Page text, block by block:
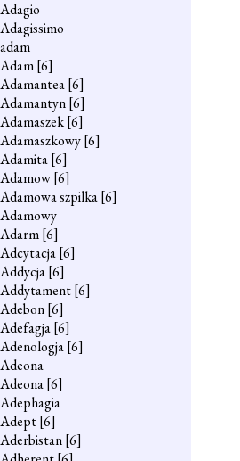
Adagio
Adagissimo
adam
Adam[6]
Adamantea[6]
Adamantyn[6]
Adamaszek[6]
Adamaszkowy[6]
Adamita[6]
Adamow[6]
Adamowa szpilka[6]
Adamowy
Adarm[6]
Adcytacja[6]
Addycja[6]
Addytament[6]
Adebon[6]
Adefagja[6]
Adenologja[6]
Adeona
Adeona[6]
Adephagia
Adept[6]
Aderbistan[6]